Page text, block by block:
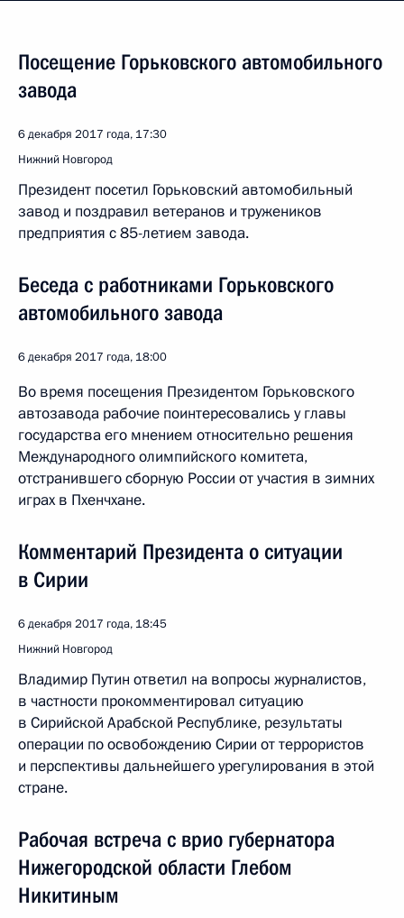
Посещение Горьковского автомобильного
завода
6 декабря 2017 года, 17:30
Нижний Новгород
Президент посетил Горьковский автомобильный
завод и поздравил ветеранов и тружеников
предприятия с 85-летием завода.
Беседа с работниками Горьковского
автомобильного завода
6 декабря 2017 года, 18:00
Во время посещения Президентом Горьковского
автозавода рабочие поинтересовались у главы
государства его мнением относительно решения
Международного олимпийского комитета,
отстранившего сборную России от участия в зимних
играх в Пхенчхане.
Комментарий Президента о ситуации
в Сирии
6 декабря 2017 года, 18:45
Нижний Новгород
Владимир Путин ответил на вопросы журналистов,
в частности прокомментировал ситуацию
в Сирийской Арабской Республике, результаты
операции по освобождению Сирии от террористов
и перспективы дальнейшего урегулирования в этой
стране.
Рабочая встреча с врио губернатора
Нижегородской области Глебом
Никитиным